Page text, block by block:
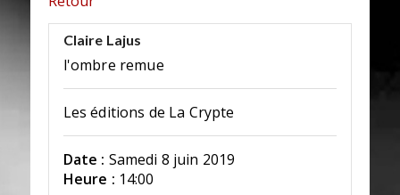
Claire Lajus
l'ombre remue
Les éditions de La Crypte
Date : Samedi 8 juin 2019
Heure : 14:00